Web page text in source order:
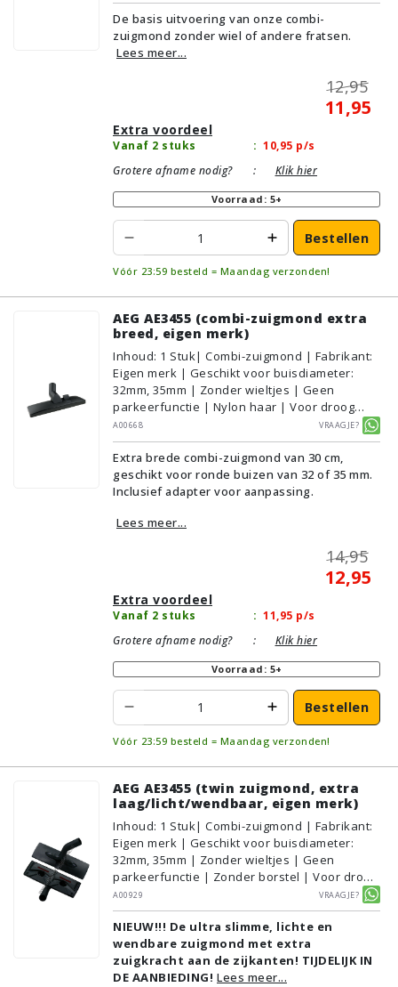
Parket/Laminaat, PVC/Vinyl,
Tapijt/Vloerbedekking
De basis uitvoering van onze combi-
zuigmond zonder wiel of andere fratsen.
Lees meer...
12,95
11,95
Extra voordeel
Vanaf 2 stuks : 10,95 p/s
Grotere afname nodig?
: Klik hier
Voorraad: 5+
Bestellen
Vóór 23:59 besteld = Maandag verzonden!
AEG AE3455 (combi-zuigmond extra
breed, eigen merk)
Inhoud: 1 Stuk| Combi-zuigmond | Fabrikant:
Eigen merk | Geschikt voor buisdiameter:
32mm, 35mm | Zonder wieltjes | Geen
parkeerfunctie | Nylon haar | Voor droog
gebruik | Breedte: 30cm | Zonder verlichting |
Zonder kliksysteem | Zwart | Alternatief |
Geschikt voor vloertype: Plavuizen/Tegels,
Parket/Laminaat, PVC/Vinyl,
Tapijt/Vloerbedekking
A00668 Vraagje?
Extra brede combi-zuigmond van 30 cm,
geschikt voor ronde buizen van 32 of 35 mm.
Inclusief adapter voor aanpassing.
Lees meer...
14,95
12,95
Extra voordeel
Vanaf 2 stuks : 11,95 p/s
Grotere afname nodig?
: Klik hier
Voorraad: 5+
Bestellen
Vóór 23:59 besteld = Maandag verzonden!
AEG AE3455 (twin zuigmond, extra
laag/licht/wendbaar, eigen merk)
Inhoud: 1 Stuk| Combi-zuigmond | Fabrikant:
Eigen merk | Geschikt voor buisdiameter:
32mm, 35mm | Zonder wieltjes | Geen
parkeerfunctie | Zonder borstel | Voor droog
gebruik | Breedte: 31cm | Zonder verlichting |
Zonder kliksysteem | Zwart | Alternatief |
Geschikt voor vloertype: Plavuizen/Tegels,
Parket/Laminaat, PVC/Vinyl,
Tapijt/Vloerbedekking
A00929 Vraagje?
NIEUW!!! De ultra slimme, lichte en
wendbare zuigmond met extra
zuigkracht aan de zijkanten! TIJDELIJK IN
DE AANBIEDING! Lees meer...